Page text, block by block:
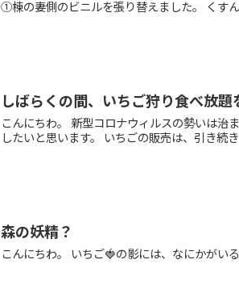
①棟の妻側のビニルを張り替えました。 くす
しばらくの間、いちご狩り食べ放
こんにちわ。 新型コロナウィルスの勢いは治
したいと思います。 いちごの販売は、引き続
森の妖精？
こんにちわ。 いちご🍓の影には、なにかが